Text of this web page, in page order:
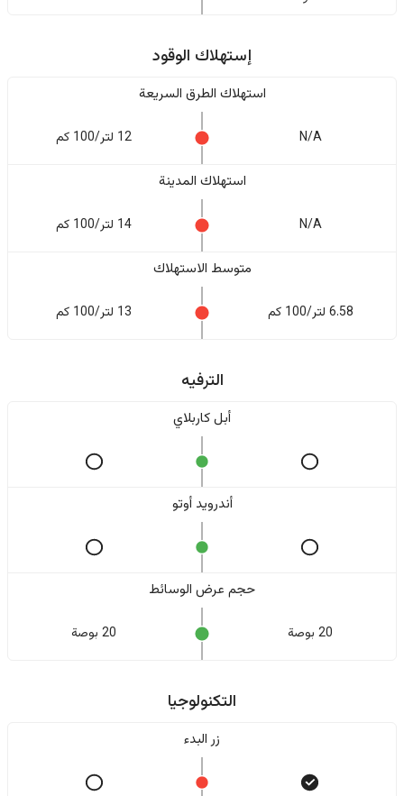
إستهلاك الوقود
استهلاك الطرق السريعة
N/A 12 لتر/100 كم
استهلاك المدينة
N/A 14 لتر/100 كم
متوسط الاستهلاك
6.58 لتر/100 كم 13 لتر/100 كم
الترفيه
أبل كاربلاي
أندرويد أوتو
حجم عرض الوسائط
20 بوصة 20 بوصة
التكنولوجيا
زر البدء